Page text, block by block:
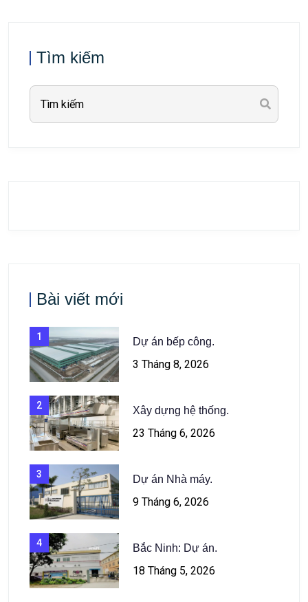
Tìm kiếm
Bài viết mới
1 Dự án bếp công.
3 Tháng 8, 2026
2 Xây dựng hệ thống.
23 Tháng 6, 2026
3 Dự án Nhà máy.
9 Tháng 6, 2026
4 Bắc Ninh: Dự án.
18 Tháng 5, 2026